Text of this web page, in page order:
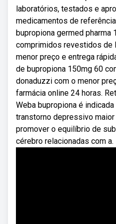
laboratórios, testados e
medicamentos de
bupropiona germed pharma
comprimidos revestidos de
menor preço e entrega
de bupropiona 150mg 60
donaduzzi com o menor
farmácia online 24 horas.
Weba bupropiona é
transtorno depressivo maior
promover o equilíbrio de
cérebro relacionadas com a.